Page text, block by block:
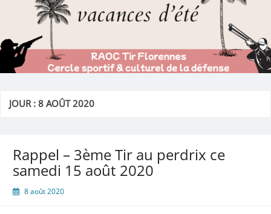
JOUR :8 AOÛT 2020
Rappel – 3ème Tir au perdrix ce
samedi 15 août 2020
8 août 2020